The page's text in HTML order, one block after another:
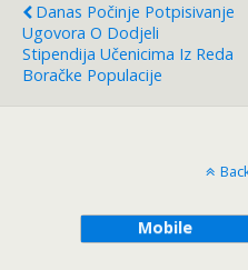
Danas Počinje Potpisivanje
Ugovora O Dodjeli
Stipendija Učenicima Iz Reda
Boračke Populacije
Mobile